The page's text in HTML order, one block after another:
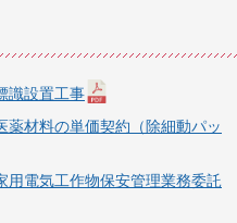
識設置工事
薬材料の単価契約（除細動パッ
用電気工作物保安管理業務委託